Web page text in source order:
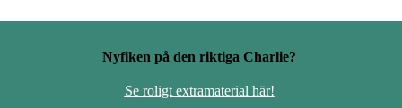
Nyfiken på den riktiga Charlie?
Se roligt extramaterial här!